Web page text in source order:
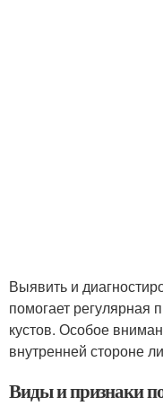
Выявить и
помогает регулярная
кустов. Особое
внутренней стороне
Виды и признаки